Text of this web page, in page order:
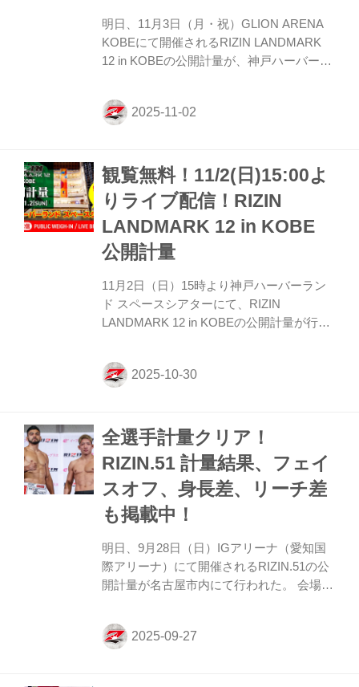
明日、11月3日（月・祝）GLION ARENA
KOBEにて開催されるRIZIN LANDMARK
12 in KOBEの公開計量が、神戸ハーバーラ
場にはマスコミ、そして公開計量観覧に当
選したファンが見つめる中、フェイスオフ
開中！大会前に必ずチェックしよう！ 【試
合中止】第12試合／ヴガール・ケラモフ
vs. 松嶋こよみ ヴガール・ケラモフがウィ
ルス性胃腸炎と診断されドクターストップ
となりました。よって、ヴガール・ケラモ
フ vs. 松嶋こよみの試合は中止とな...
観覧無料！11/2(日)15:00よ
りライブ配信！RIZIN
LANDMARK 12 in KOBE
公開計量
11月2日（日）15時より神戸ハーバーラン
ド スペースシアターにて、RIZIN
LANDMARK 12 in KOBEの公開計量が行わ
料！またこの模様はRIZIN FF公式Youtube
チャンネルでライブ配信もされる予定だ。
で行われるフェイスオフを是非、会場で、
またはYouTubeライブ配信でチェックしよ
う！ RIZIN LANDMARK 12 in KOBE 公開計
量 概要 配信日時 2025年11月2日（日）
15:00〜 開催場所 ご来場の方は観覧無
料！！ 神戸ハーバ...
全選手計量クリア！
RIZIN.51 計量結果、フェイ
スオフ、身長差、リーチ差
も掲載中！
明日、9月28日（日）IGアリーナ（愛知国
際アリーナ）にて開催されるRIZIN.51の公
開計量が名古屋市内にて行われた。 会場に
たファンが見つめる中、フェイスオフが行
われた。緊張感に満ちた公開計量の様子は